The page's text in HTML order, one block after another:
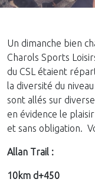
Un dimanche bien
Charols Sports
du CSL étaient
la diversité du
sont allés sur
en évidence le
et sans obligation.
Allan Trail :
10km d+450